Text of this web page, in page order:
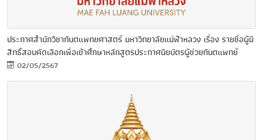
ประกาศสำนักวิชาทันตแพทยศาสตร์ มหาวิทยาลัยแม่ฟ้าหลวง เรื่อง รายชื่อผู้มี
สิทธิ์สอบคัดเลือกเพื่อเข้าศึกษาหลักสูตรประกาศนียบัตรผู้ช่วยทันตแพทย์
02/05/2567